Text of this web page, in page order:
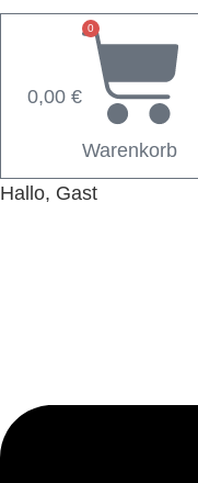
0,00 €
0
Warenkorb
Hallo, Gast